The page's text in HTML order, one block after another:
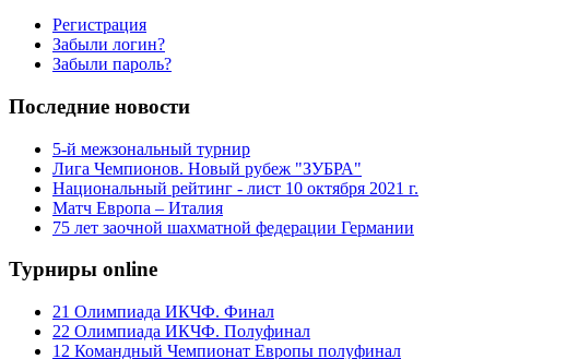
Регистрация
Забыли логин?
Забыли пароль?
Последние новости
5-й межзональный турнир
Лига Чемпионов. Новый рубеж "ЗУБРА"
Национальный рейтинг - лист 10 октября 2021 г.
Матч Европа – Италия
75 лет заочной шахматной федерации Германии
Турниры online
21 Олимпиада ИКЧФ. Финал
22 Олимпиада ИКЧФ. Полуфинал
12 Командный Чемпионат Европы полуфинал